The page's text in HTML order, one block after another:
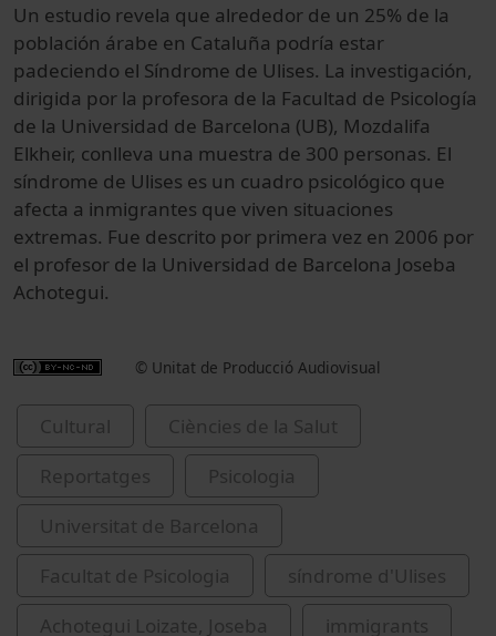
Un estudio revela que alrededor de un 25% de la
población árabe en Cataluña podría estar
padeciendo el Síndrome de Ulises. La investigación,
dirigida por la profesora de la Facultad de Psicología
de la Universidad de Barcelona (UB), Mozdalifa
Elkheir, conlleva una muestra de 300 personas. El
síndrome de Ulises es un cuadro psicológico que
afecta a inmigrantes que viven situaciones
extremas. Fue descrito por primera vez en 2006 por
el profesor de la Universidad de Barcelona Joseba
Achotegui.
© Unitat de Producció Audiovisual
Cultural
Ciències de la Salut
Reportatges
Psicologia
Universitat de Barcelona
Facultat de Psicologia
síndrome d'Ulises
Achotegui Loizate, Joseba
immigrants